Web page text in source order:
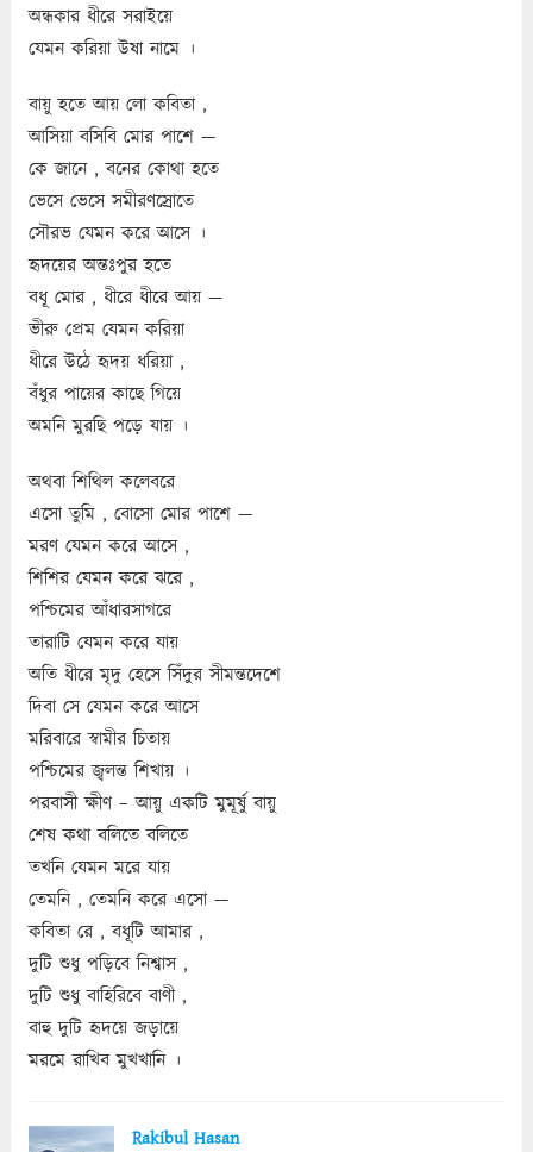
অন্ধকার ধীরে সরাইয়ে
যেমন করিয়া উষা নামে ।
বায়ু হতে আয় লো কবিতা ,
আসিয়া বসিবি মোর পাশে —
কে জানে , বনের কোথা হতে
ভেসে ভেসে সমীরণস্রোতে
সৌরভ যেমন করে আসে ।
হৃদয়ের অন্তঃপুর হতে
বধূ মোর , ধীরে ধীরে আয় —
ভীরু প্রেম যেমন করিয়া
ধীরে উঠে হৃদয় ধরিয়া ,
বঁধুর পায়ের কাছে গিয়ে
অমনি মুরছি পড়ে যায় ।
অথবা শিথিল কলেবরে
এসো তুমি , বোসো মোর পাশে —
মরণ যেমন করে আসে ,
শিশির যেমন করে ঝরে ,
পশ্চিমের আঁধারসাগরে
তারাটি যেমন করে যায়
অতি ধীরে মৃদু হেসে সিঁদুর সীমন্তদেশে
দিবা সে যেমন করে আসে
মরিবারে স্বামীর চিতায়
পশ্চিমের জ্বলন্ত শিখায় ।
পরবাসী ক্ষীণ – আয়ু একটি মুমূর্ষু বায়ু
শেষ কথা বলিতে বলিতে
তখনি যেমন মরে যায়
তেমনি , তেমনি করে এসো —
কবিতা রে , বধূটি আমার ,
দুটি শুধু পড়িবে নিশ্বাস ,
দুটি শুধু বাহিরিবে বাণী ,
বাহু দুটি হৃদয়ে জড়ায়ে
মরমে রাখিব মুখখানি ।
Rakibul Hasan